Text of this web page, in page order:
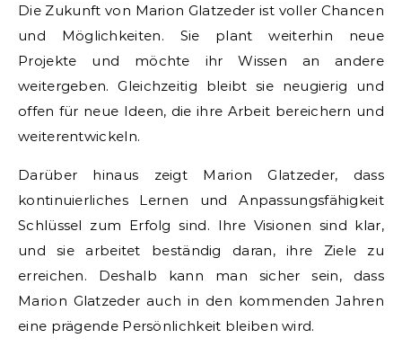
Die Zukunft von Marion Glatzeder ist voller Chancen
und Möglichkeiten. Sie plant weiterhin neue
Projekte und möchte ihr Wissen an andere
weitergeben. Gleichzeitig bleibt sie neugierig und
offen für neue Ideen, die ihre Arbeit bereichern und
weiterentwickeln.
Darüber hinaus zeigt Marion Glatzeder, dass
kontinuierliches Lernen und Anpassungsfähigkeit
Schlüssel zum Erfolg sind. Ihre Visionen sind klar,
und sie arbeitet beständig daran, ihre Ziele zu
erreichen. Deshalb kann man sicher sein, dass
Marion Glatzeder auch in den kommenden Jahren
eine prägende Persönlichkeit bleiben wird.